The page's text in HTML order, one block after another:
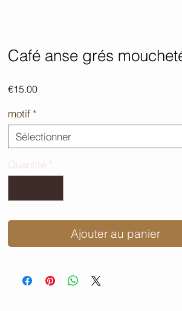
Café anse grés
€15.00Prix
motif *
Sélectionner
Quantité *
Ajouter au panier